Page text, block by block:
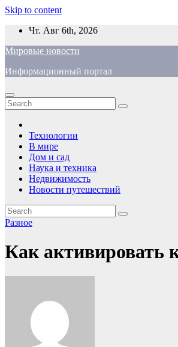
Skip to content
Чт. Авг 6th, 2026
Мировые новости
Информационный портал
Технологии
В мире
Дом и сад
Наука и техника
Недвижимость
Новости путешествий
Разное
Как активировать